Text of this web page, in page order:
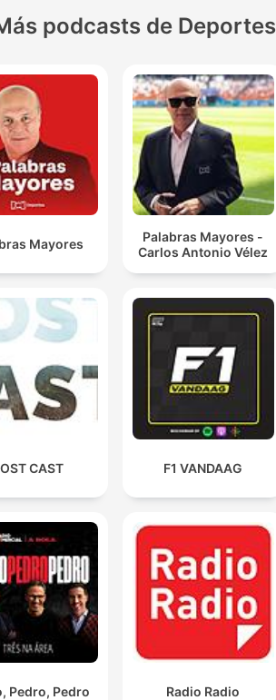
podcasts de Deportes
Mayores
Palabras Mayores -
Carlos Antonio Vélez
CAST F1 VANDAAG
Pedro, Pedro Radio Radio